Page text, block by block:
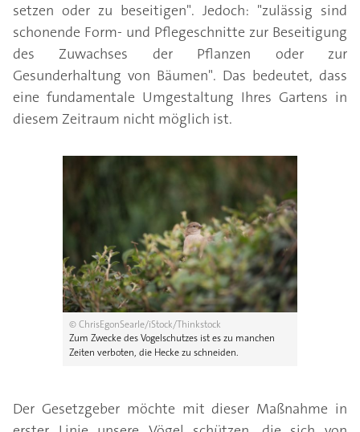
setzen oder zu beseitigen". Jedoch: "zulässig sind
schonende Form- und Pflegeschnitte zur Beseitigung
des Zuwachses der Pflanzen oder zur
Gesunderhaltung von Bäumen". Das bedeutet, dass
eine fundamentale Umgestaltung Ihres Gartens in
diesem Zeitraum nicht möglich ist.
© ChrisEgonSearle/iStock/Thinkstock
Zum Zwecke des Vogelschutzes ist es zu manchen
Zeiten verboten, die Hecke zu schneiden.
Der Gesetzgeber möchte mit dieser Maßnahme in